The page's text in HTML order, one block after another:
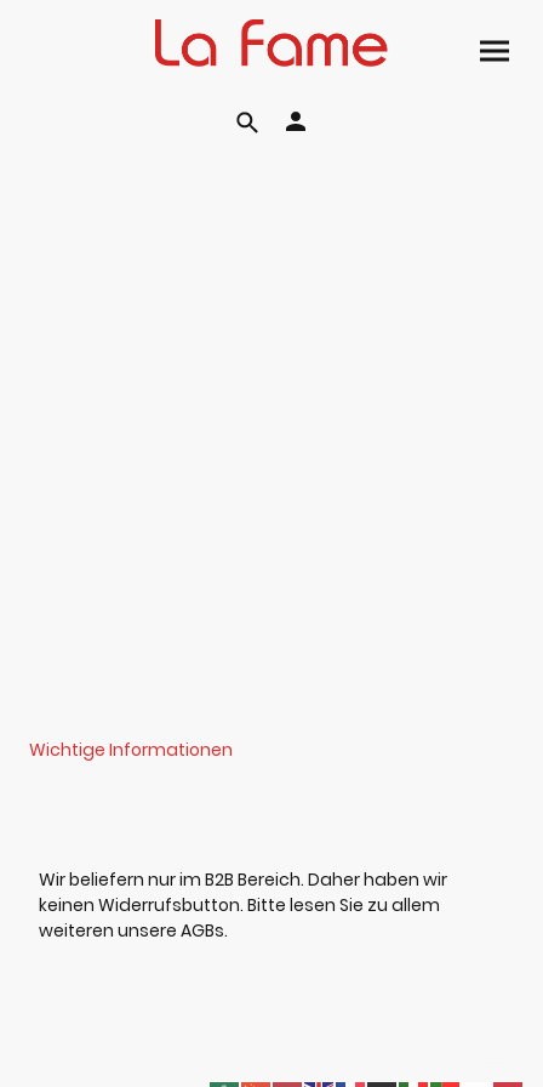
Wichtige Informationen
Wir beliefern nur im B2B Bereich. Daher haben wir
keinen Widerrufsbutton. Bitte lesen Sie zu allem
weiteren unsere AGBs.